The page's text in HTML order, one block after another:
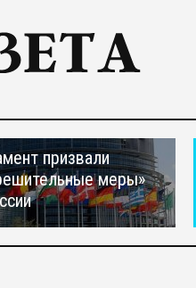
призвали
меры»